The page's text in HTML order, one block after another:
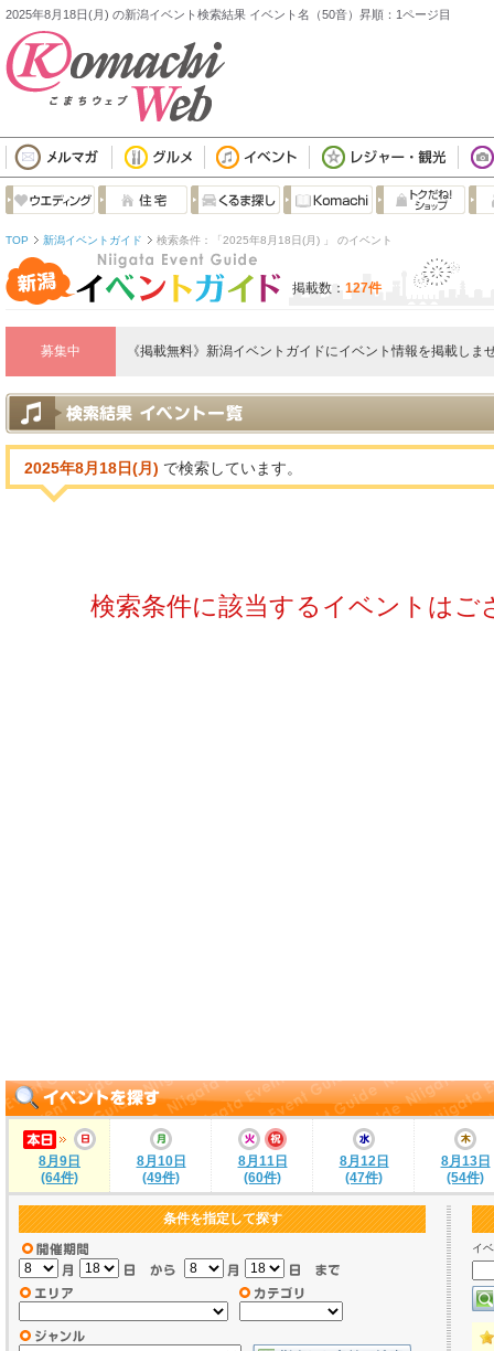
2025年8月18日(月) の新潟イベント検索結果 イベント名（50音）昇順：1ページ目
TOP 新潟イベントガイド 検索条件：「2025年8月18日(月) 」 のイベント
掲載数： 127件
募集中 《掲載無料》新潟イベントガイドにイベント情報を掲載しま
2025年8月18日(月) で検索しています。
検索条件に該当するイベントはご
8月9日
(64件)
8月10日
(49件)
8月11日
(60件)
8月12日
(47件)
8月13日
(54件)
条件を指定して探す
イ